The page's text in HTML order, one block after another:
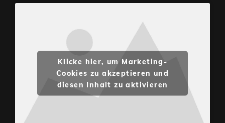
Klicke hier, um Marketing-
Cookies zu akzeptieren und
diesen Inhalt zu aktivieren